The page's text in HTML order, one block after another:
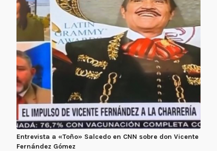
Entrevista a «Toño» Salcedo en CNN sobre don Vicente
Fernández Gómez